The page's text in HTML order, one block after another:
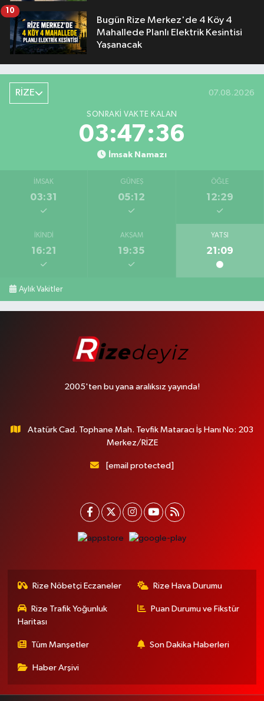
Bugün Rize Merkez'de 4 Köy 4
Mahallede Planlı Elektrik Kesintisi
Yaşanacak
10
RİZE 07.08.2026
SONRAKI VAKTE KALAN
03:47:35
İmsak Namazı
İMSAK
03:31
GÜNEŞ
05:12
ÖĞLE
12:29
İKINDI
16:21
AKŞAM
19:35
YATSI
21:09
Aylık Vakitler
2005'ten bu yana aralıksız yayında!
Atatürk Cad. Tophane Mah. Tevfik Mataracı İş Hanı No: 203
Merkez/RİZE
[email protected]
Rize Nöbetçi Eczaneler Rize Hava Durumu
Rize Trafik Yoğunluk
Haritası
Puan Durumu ve Fikstür
Tüm Manşetler Son Dakika Haberleri
Haber Arşivi